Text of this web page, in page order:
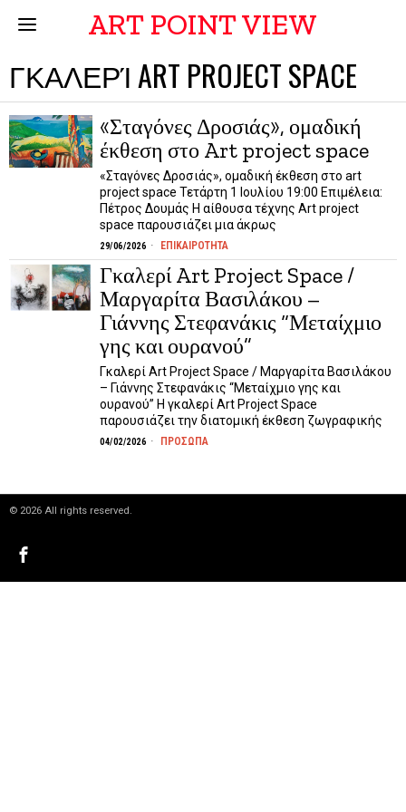
ART POINT VIEW
ΓΚΑΛΕΡΊ ART PROJECT SPACE
«Σταγόνες Δροσιάς», ομαδική
έκθεση στο Art project space
«Σταγόνες Δροσιάς», ομαδική έκθεση στο art
project space Τετάρτη 1 Ιουλίου 19:00 Επιμέλεια:
Πέτρος Δουμάς Η αίθουσα τέχνης Art project
space παρουσιάζει μια άκρως
29/06/2026 ΕΠΙΚΑΙΡΟΤΗΤΑ
Γκαλερί Art Project Space /
Μαργαρίτα Βασιλάκου –
Γιάννης Στεφανάκις “Μεταίχμιο
γης και ουρανού”
Γκαλερί Art Project Space / Μαργαρίτα Βασιλάκου
– Γιάννης Στεφανάκις “Μεταίχμιο γης και
ουρανού” Η γκαλερί Art Project Space
παρουσιάζει την διατομική έκθεση ζωγραφικής
04/02/2026 ΠΡΟΣΩΠΑ
© 2026 All rights reserved.